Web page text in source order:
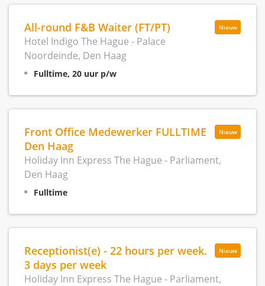
Nieuw
All-round F&B Waiter (FT/PT)
Hotel Indigo The Hague - Palace
Noordeinde, Den Haag
Fulltime, 20 uur p/w
Nieuw
Front Office Medewerker FULLTIME
Den Haag
Holiday Inn Express The Hague - Parliament,
Den Haag
Fulltime
Nieuw
Receptionist(e) - 22 hours per week.
3 days per week
Holiday Inn Express The Hague - Parliament,